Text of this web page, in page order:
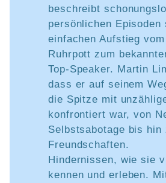
beschreibt
persönlichen Episoden
einfachen Aufstieg
Ruhrpott zum
Top-Speaker. Martin
dass er auf seinem
die Spitze mit
konfrontiert war, von
Selbstsabotage bis hin
Freundschaften.
Hindernissen, wie sie
kennen und erleben.